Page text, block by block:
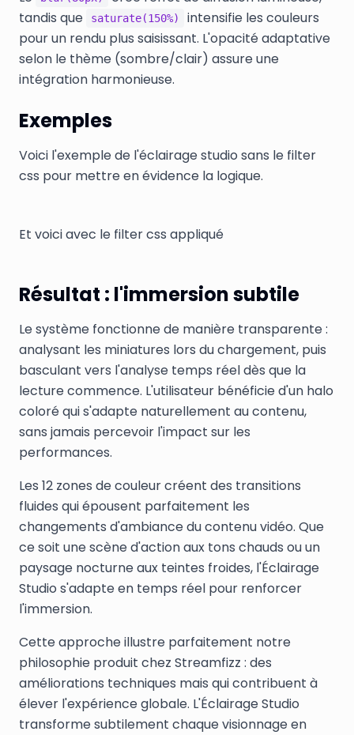
tandis que
saturate(150%)
intensifie les couleurs
pour un rendu plus saisissant. L'opacité adaptative
selon le thème (sombre/clair) assure une
intégration harmonieuse.
Exemples
Voici l'exemple de l'éclairage studio sans le filter
css pour mettre en évidence la logique.
Et voici avec le filter css appliqué
Résultat : l'immersion subtile
Le système fonctionne de manière transparente :
analysant les miniatures lors du chargement, puis
basculant vers l'analyse temps réel dès que la
lecture commence. L'utilisateur bénéficie d'un halo
coloré qui s'adapte naturellement au contenu,
sans jamais percevoir l'impact sur les
performances.
Les 12 zones de couleur créent des transitions
fluides qui épousent parfaitement les
changements d'ambiance du contenu vidéo. Que
ce soit une scène d'action aux tons chauds ou un
paysage nocturne aux teintes froides, l'Éclairage
Studio s'adapte en temps réel pour renforcer
l'immersion.
Cette approche illustre parfaitement notre
philosophie produit chez Streamfizz : des
améliorations techniques mais qui contribuent à
élever l'expérience globale. L'Éclairage Studio
transforme subtilement chaque visionnage en